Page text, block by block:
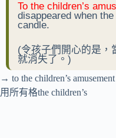
To the children’s
disappeared when
candle.
(令孩子們開心的是，
就消失了。)
→ to the children’s
用所有格the children’s